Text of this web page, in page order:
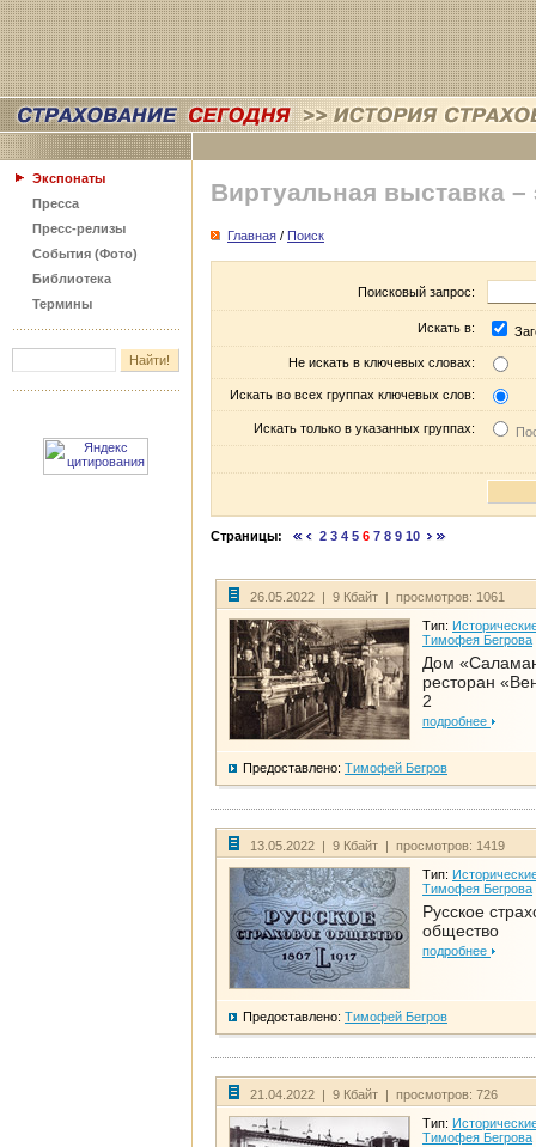
Экспонаты
Пресса
Пресс-релизы
События (Фото)
Библиотека
Термины
Виртуальная выставка –
Главная / Поиск
Поисковый запрос:
Искать в:
Не искать в ключевых словах:
Искать во всех группах ключевых слов:
Искать только в указанных группах:
Страницы: 2 3 4 5 6 7 8 9 10
26.05.2022 | 9 Кбайт | просмотров: 1061
Тип:
Тимофея Бегрова
Дом
ресторан
2
подробнее
Предоставлено: Тимофей Бегров
13.05.2022 | 9 Кбайт | просмотров: 1419
Тип:
Тимофея Бегрова
Русское
общество
подробнее
Предоставлено: Тимофей Бегров
21.04.2022 | 9 Кбайт | просмотров: 726
Тип:
Тимофея Бегрова